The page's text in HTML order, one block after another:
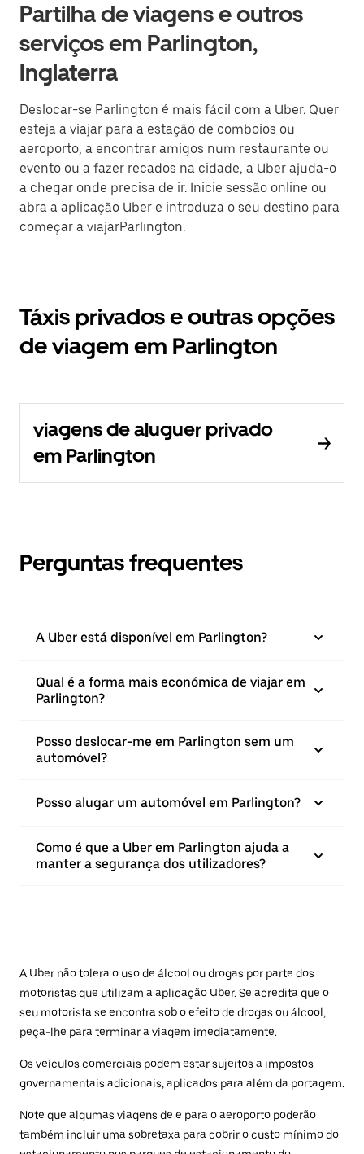
Partilha de viagens e outros
serviços em Parlington,
Inglaterra
Deslocar-se Parlington é mais fácil com a Uber. Quer
esteja a viajar para a estação de comboios ou
aeroporto, a encontrar amigos num restaurante ou
evento ou a fazer recados na cidade, a Uber ajuda-o
a chegar onde precisa de ir. Inicie sessão online ou
abra a aplicação Uber e introduza o seu destino para
começar a viajarParlington.
Táxis privados e outras opções
de viagem em Parlington
viagens de aluguer privado
em Parlington
Perguntas frequentes
A Uber está disponível em Parlington?
Qual é a forma mais económica de viajar em
Parlington?
Posso deslocar-me em Parlington sem um
automóvel?
Posso alugar um automóvel em Parlington?
Como é que a Uber em Parlington ajuda a
manter a segurança dos utilizadores?
A Uber não tolera o uso de álcool ou drogas por parte dos
motoristas que utilizam a aplicação Uber. Se acredita que o
seu motorista se encontra sob o efeito de drogas ou álcool,
peça-lhe para terminar a viagem imediatamente.
Os veículos comerciais podem estar sujeitos a impostos
governamentais adicionais, aplicados para além da portagem.
Note que algumas viagens de e para o aeroporto poderão
também incluir uma sobretaxa para cobrir o custo mínimo do